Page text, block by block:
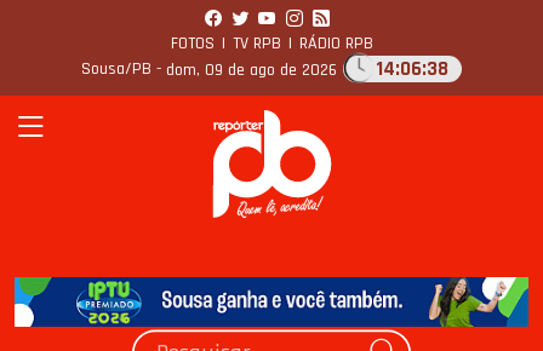
FOTOS | TV RPB | RÁDIO RPB
Sousa/PB - dom, 09 de ago de 2026 14:06:39